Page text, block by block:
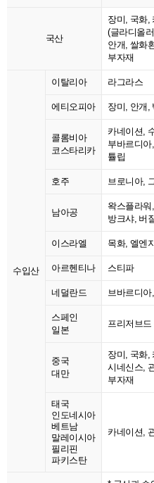
국산
장미, 국화,
(글라디올
안개, 쌀화
부자재
수입산
이탈리아 라그라스
에티오피아 장미, 안개,
콜롬비아
코스타리카
카네이션,
부바르디
튤립
호주 브로니아,
남아공
왁스플라
방크샤, 버
이스라엘 목화, 엘엔
아르헨티나 스티파
네덜란드 브바르디아
스페인
일본
프리저브드
중국
대만
장미, 국화,
시네신스,
부자재
태국
인도네시아
베트남
말레이시아
필리핀
파키스탄
카네이션,